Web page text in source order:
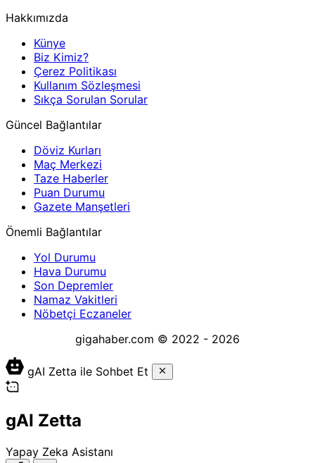
Hakkımızda
Künye
Biz Kimiz?
Çerez Politikası
Kullanım Sözleşmesi
Sıkça Sorulan Sorular
Güncel Bağlantılar
Döviz Kurları
Maç Merkezi
Taze Haberler
Puan Durumu
Gazete Manşetleri
Önemli Bağlantılar
Yol Durumu
Hava Durumu
Son Depremler
Namaz Vakitleri
Nöbetçi Eczaneler
gigahaber.com © 2022 - 2026
gAI Zetta ile Sohbet Et
gAI Zetta
Yapay Zeka Asistanı